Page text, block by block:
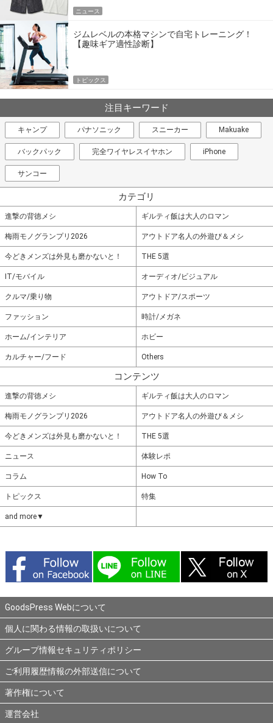
ニュース
ジムレベルの本格マシンで自宅トレーニング！
【趣味ギア適性診断】
トピックス
注目キーワード
キャンプ パナソニック スニーカー Makuake
バックパック 完全ワイヤレスイヤホン iPhone
サンコー
カテゴリ
進撃の背徳メシ ギルティ飯は大人のロマン
梅雨モノグランプリ2026 アウトドア名人の外遊び＆メシ
今どきメンズは外見も磨かないと！ THE 5選
IT/モバイル オーディオ/ビジュアル
クルマ/乗り物 アウトドア/スポーツ
ファッション 時計/メガネ
ホーム/インテリア ホビー
カルチャー/フード Others
コンテンツ
進撃の背徳メシ ギルティ飯は大人のロマン
梅雨モノグランプリ2026 アウトドア名人の外遊び＆メシ
今どきメンズは外見も磨かないと！ THE 5選
ニュース 体験レポ
コラム How To
トピックス 特集
and more▼
GoodsPress Webについて
個人に関わる情報の取扱いについて
グループ情報セキュリティポリシー
ご利用履歴情報の外部送信について
著作権について
運営会社